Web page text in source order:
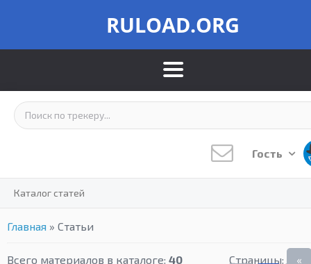
RULOAD.ORG
Гость
Каталог статей
Главная » Статьи
Всего материалов в каталоге: 40
Страницы:
«